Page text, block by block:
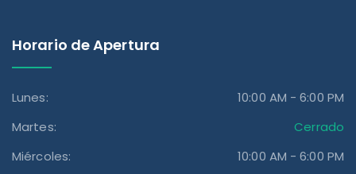
Horario de Apertura
Lunes:
10:00 AM - 6:00 PM
Martes:
Cerrado
Miércoles:
10:00 AM - 6:00 PM